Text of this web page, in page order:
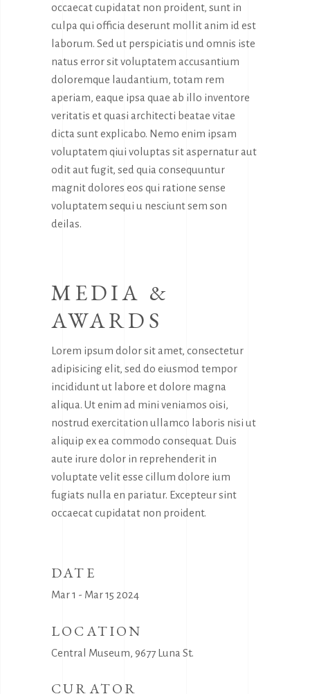
occaecat cupidatat non proident, sunt in
culpa qui officia deserunt mollit anim id est
laborum. Sed ut perspiciatis und omnis iste
natus error sit voluptatem accusantium
doloremque laudantium, totam rem
aperiam, eaque ipsa quae ab illo inventore
veritatis et quasi architecti beatae vitae
dicta sunt explicabo. Nemo enim ipsam
voluptatem qiui voluptas sit aspernatur aut
odit aut fugit, sed quia consequuntur
magnit dolores eos qui ratione sense
voluptatem sequi u nesciunt sem son
deilas.
MEDIA &
AWARDS
Lorem ipsum dolor sit amet, consectetur
adipisicing elit, sed do eiusmod tempor
incididunt ut labore et dolore magna
aliqua. Ut enim ad mini veniamos oisi,
nostrud exercitation ullamco laboris nisi ut
aliquip ex ea commodo consequat. Duis
aute irure dolor in reprehenderit in
voluptate velit esse cillum dolore ium
fugiats nulla en pariatur. Excepteur sint
occaecat cupidatat non proident.
DATE
Mar 1 - Mar 15 2024
LOCATION
Central Museum, 9677 Luna St.
CURATOR